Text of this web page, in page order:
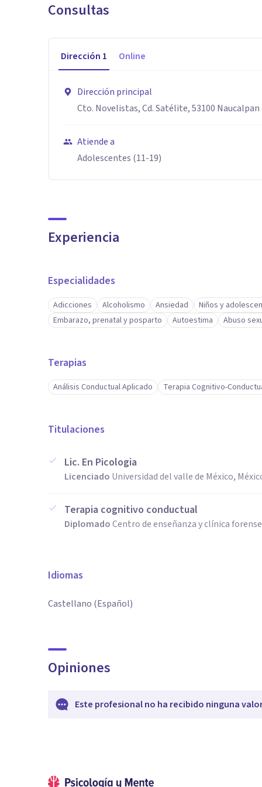
Consultas
Dirección 1 Online
Dirección principal
Cto. Novelistas, Cd. Satélite, 53100 Naucalpan
Atiende a
Adolescentes (11-19)
Experiencia
Especialidades
Adicciones Alcoholismo Ansiedad Niños y
Embarazo, prenatal y posparto
Autoestima Abuso
Terapias
Análisis Conductual Aplicado Terapia Cognitivo-
Titulaciones
Lic. En Picologia
Licenciado Universidad del valle de México,
Terapia cognitivo conductual
DiplomadoCentro de enseñanza y clínica
Idiomas
Castellano (Español)
Opiniones
Este profesional no ha recibido ninguna